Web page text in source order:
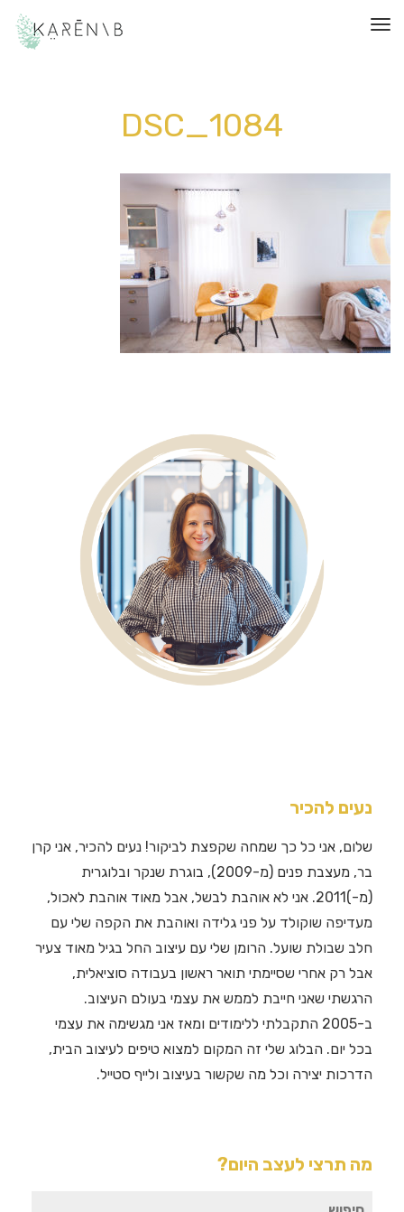
תפריט
DSC_1084
נעים להכיר
שלום, אני כל כך שמחה שקפצת לביקור! נעים להכיר, אני קרן
בר, מעצבת פנים (מ-2009), בוגרת שנקר ובלוגרית
(מ-)2011. אני לא אוהבת לבשל, אבל מאוד אוהבת לאכול,
מעדיפה שוקולד על פני גלידה ואוהבת את הקפה שלי עם
חלב שבולת שועל. הרומן שלי עם עיצוב החל בגיל מאוד צעיר
אבל רק אחרי שסיימתי תואר ראשון בעבודה סוציאלית,
הרגשתי שאני חייבת לממש את עצמי בעולם העיצוב.
ב-2005 התקבלתי ללימודים ומאז אני מגשימה את עצמי
בכל יום. הבלוג שלי זה המקום למצוא טיפים לעיצוב הבית,
הדרכות יצירה וכל מה שקשור בעיצוב ולייף סטייל.
מה תרצי לעצב היום?
חיפוש